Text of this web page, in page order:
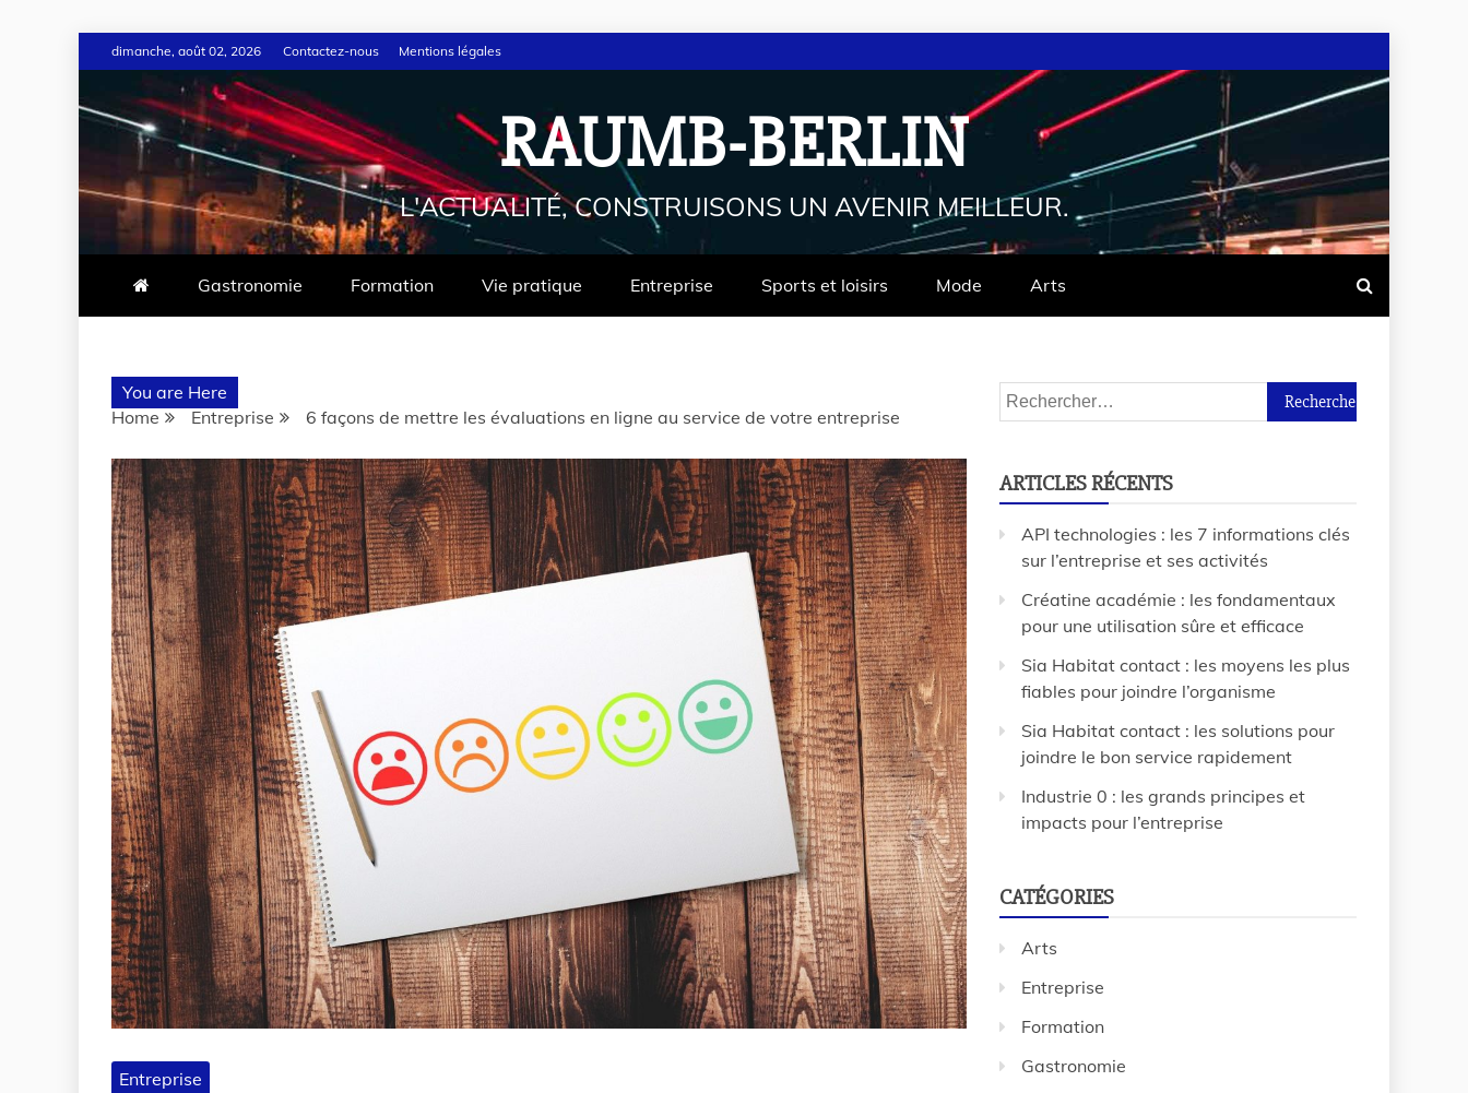
dimanche, août 02, 2026 Contactez-nous Mentions légales
RAUMB-BERLIN
L'ACTUALITÉ, CONSTRUISONS UN AVENIR MEILLEUR.
Gastronomie Formation Vie pratique Entreprise Sports et loisirs Mode Arts
You are Here
Home
Entreprise 6 façons de mettre les évaluations en ligne au service de votre entreprise
Entreprise
ARTICLES RÉCENTS
API technologies : les 7 informations clés
sur l’entreprise et ses activités
Créatine académie : les fondamentaux
pour une utilisation sûre et efficace
Sia Habitat contact : les moyens les plus
fiables pour joindre l’organisme
Sia Habitat contact : les solutions pour
joindre le bon service rapidement
Industrie 0 : les grands principes et
impacts pour l’entreprise
CATÉGORIES
Arts
Entreprise
Formation
Gastronomie